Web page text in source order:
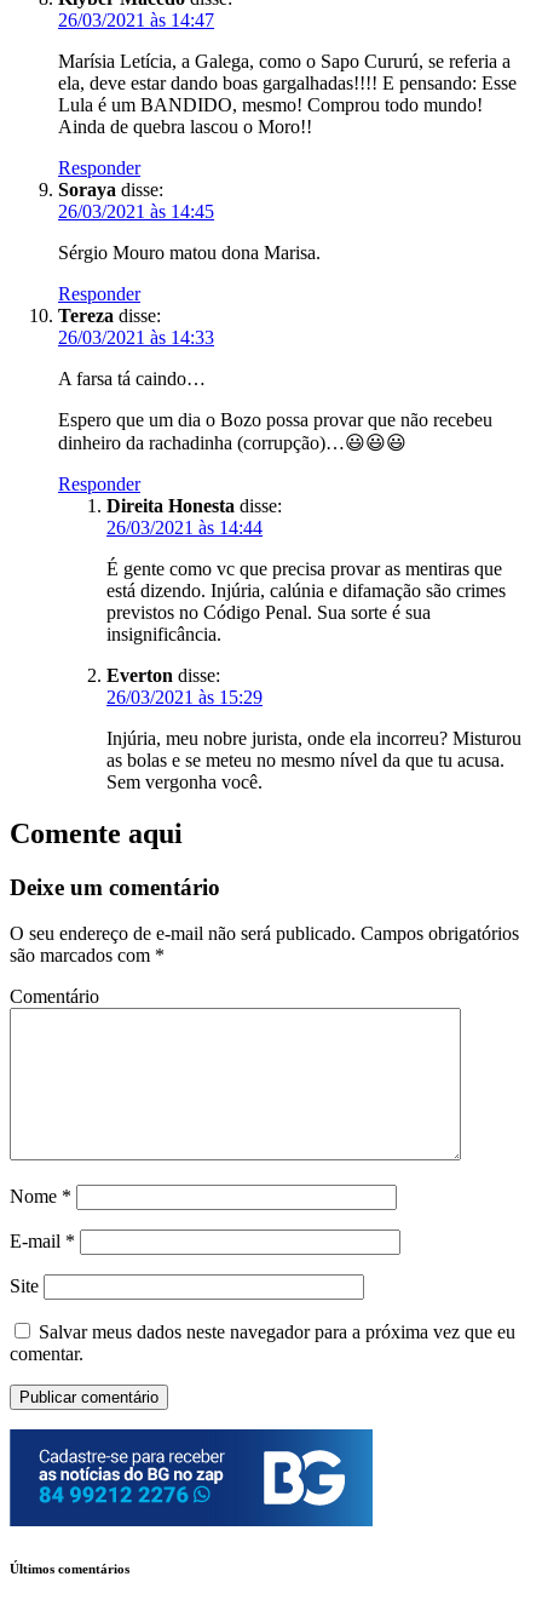
26/03/2021 às 14:47
Marísia Letícia, a Galega, como o Sapo Cururú, se referia a
ela, deve estar dando boas gargalhadas!!!! E pensando: Esse
Lula é um BANDIDO, mesmo! Comprou todo mundo!
Ainda de quebra lascou o Moro!!
Responder
Soraya disse:
26/03/2021 às 14:45
Sérgio Mouro matou dona Marisa.
Responder
Tereza disse:
26/03/2021 às 14:33
A farsa tá caindo…
Espero que um dia o Bozo possa provar que não recebeu
dinheiro da rachadinha (corrupção)…😃😃😃
Responder
Direita Honesta disse:
26/03/2021 às 14:44
É gente como vc que precisa provar as mentiras que
está dizendo. Injúria, calúnia e difamação são crimes
previstos no Código Penal. Sua sorte é sua
insignificância.
Everton disse:
26/03/2021 às 15:29
Injúria, meu nobre jurista, onde ela incorreu? Misturou
as bolas e se meteu no mesmo nível da que tu acusa.
Sem vergonha você.
Comente aqui
Deixe um comentário
O seu endereço de e-mail não será publicado. Campos obrigatórios
são marcados com *
Comentário
Nome *
E-mail *
Site
Salvar meus dados neste navegador para a próxima vez que eu
comentar.
Últimos comentários